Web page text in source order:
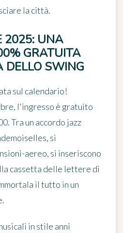
la città.
2025: UNA
GRATUITA
DELLO SWING
sul calendario!
l'ingresso è gratuito
Tra un accordo jazz
, si
aereo, si inseriscono
cassetta delle lettere di
il tutto in un
in stile anni